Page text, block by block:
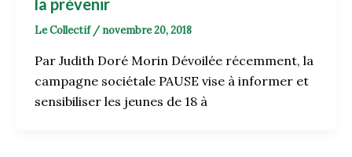
la prévenir
Le Collectif / novembre 20, 2018
Par Judith Doré Morin Dévoilée récemment, la
campagne sociétale PAUSE vise à informer et
sensibiliser les jeunes de 18 à